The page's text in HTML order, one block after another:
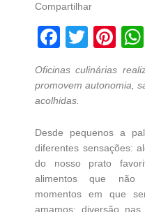
Compartilhar
Oficinas culinárias
promovem autonomia,
acolhidas.
Desde pequenos a
diferentes sensações:
do nosso prato
alimentos que não
momentos em que
amamos; diversão